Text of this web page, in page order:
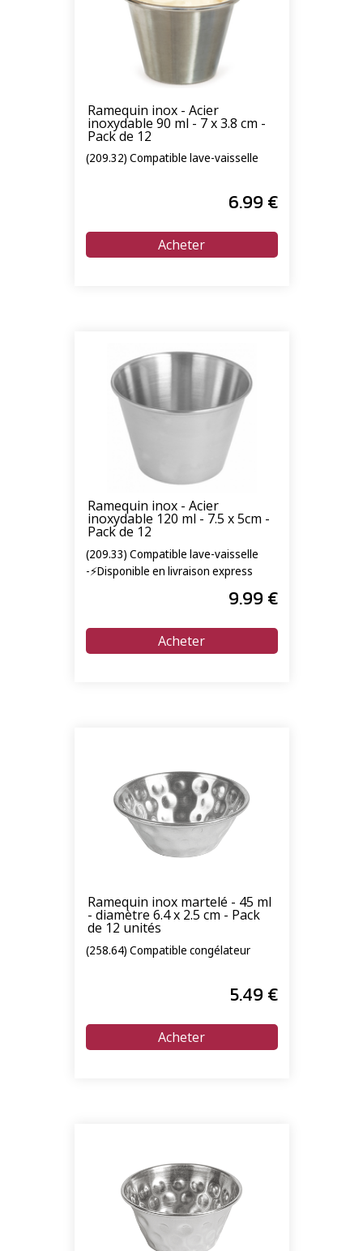
Ramequin inox - Acier
inoxydable 90 ml - 7 x 3.8 cm -
Pack de 12
(209.32) Compatible lave-vaisselle
6.99 €
Ramequin inox - Acier
inoxydable 120 ml - 7.5 x 5cm -
Pack de 12
(209.33) Compatible lave-vaisselle
-⚡Disponible en livraison express
9.99 €
Ramequin inox martelé - 45 ml
- diamètre 6.4 x 2.5 cm - Pack
de 12 unités
(258.64) Compatible congélateur
5.49 €